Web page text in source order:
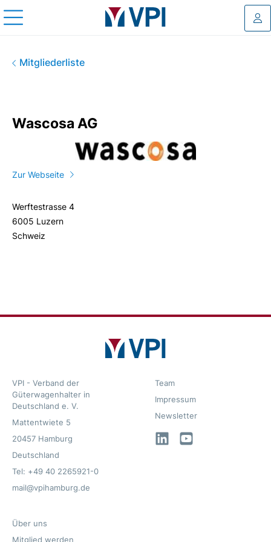
Mitgliederliste
Wascosa AG
Wascosa AG
Zur Webseite
Werftestrasse 4
6005 Luzern
Schweiz
VPI - Verband der
Güterwagenhalter in
Deutschland e. V.
Mattentwiete 5
20457 Hamburg
Deutschland
Tel: +49 40 2265921-0
mail@vpihamburg.de
Team
Impressum
Newsletter
LinkedInYouTube
Über uns
Mitglied werden